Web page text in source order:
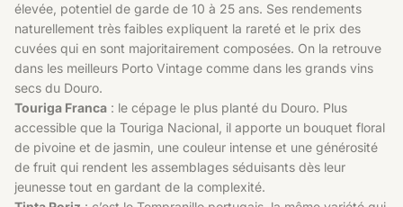
élevée, potentiel de garde de 10 à 25 ans. Ses rendements
naturellement très faibles expliquent la rareté et le prix des
cuvées qui en sont majoritairement composées. On la retrouve
dans les meilleurs Porto Vintage comme dans les grands vins
secs du Douro.
Touriga Franca : le cépage le plus planté du Douro. Plus
accessible que la Touriga Nacional, il apporte un bouquet floral
de pivoine et de jasmin, une couleur intense et une générosité
de fruit qui rendent les assemblages séduisants dès leur
jeunesse tout en gardant de la complexité.